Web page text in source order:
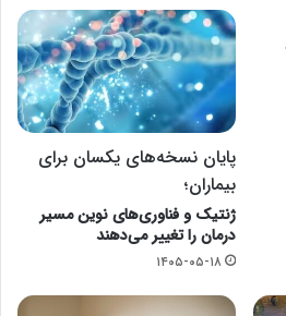
پایان نسخه‌های یکسان برای
بیماران؛
ژنتیک و فناوری‌های نوین مسیر
درمان را تغییر می‌دهند
۱۴۰۵-۰۵-۱۸